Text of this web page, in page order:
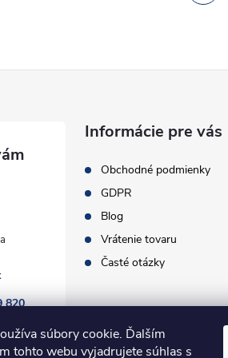
súbory cookie. Ďalším
tohto webu vyjadrujete súhlas s
820
Informácie pre vás
Obchodné podmienky
GDPR
Blog
Vrátenie tovaru
Časté otázky